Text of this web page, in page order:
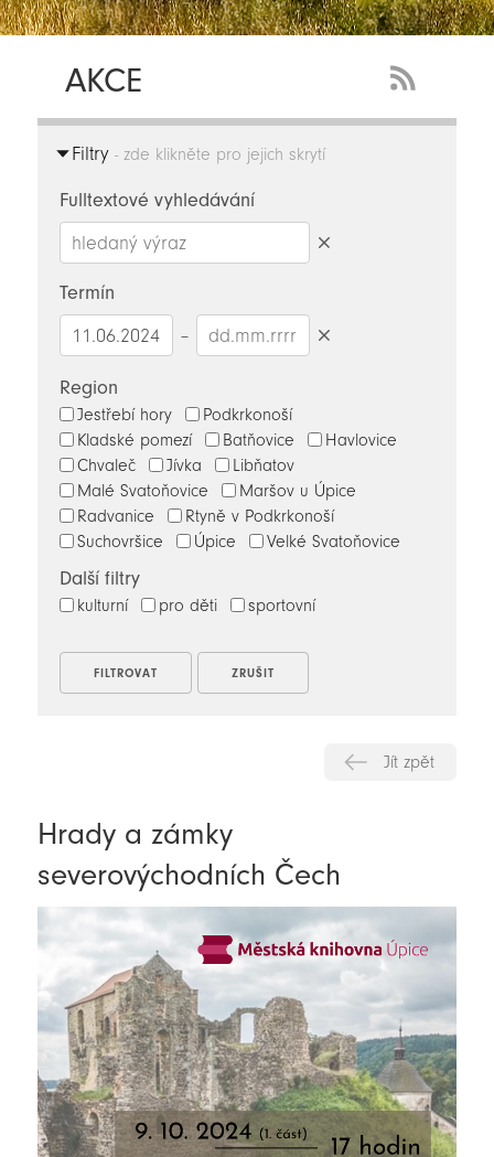
AKCE
Feed
Filtry- zde klikněte pro jejich skrytí
Fulltextové vyhledávání
Termín
–
Region
Jestřebí hory
Podkrkonoší
Kladské pomezí
Batňovice
Havlovice
Chvaleč
Jívka
Libňatov
Malé Svatoňovice
Maršov u Úpice
Radvanice
Rtyně v Podkrkonoší
Suchovršice
Úpice Velké Svatoňovice
Další filtry
kulturní pro děti sportovní
Jít zpět
Hrady a zámky
severovýchodních Čech